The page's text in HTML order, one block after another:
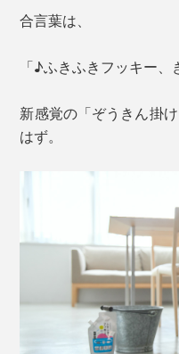
合言葉は、
「♪ふきふきフッキー、
新感覚の「ぞうきん掛
はず。